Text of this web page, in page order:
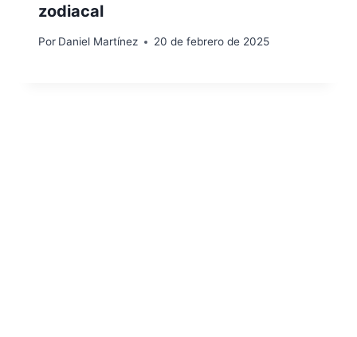
zodiacal
Por Daniel Martínez 20 de febrero de 2025